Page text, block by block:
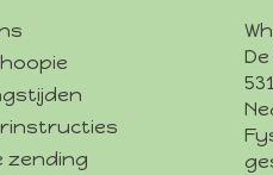
zending